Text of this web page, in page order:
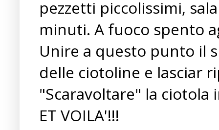
pezzetti piccolissimi,
minuti. A fuoco spento
Unire a questo punto il
delle ciotoline e lasciar
"Scaravoltare" la ciotola
ET VOILA'!!!